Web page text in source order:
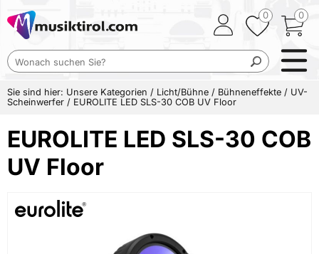
0
0
Sie sind hier: Unsere Kategorien / Licht/Bühne / Bühneneffekte / UV-
Scheinwerfer / EUROLITE LED SLS-30 COB UV Floor
EUROLITE LED SLS-30 COB
UV Floor